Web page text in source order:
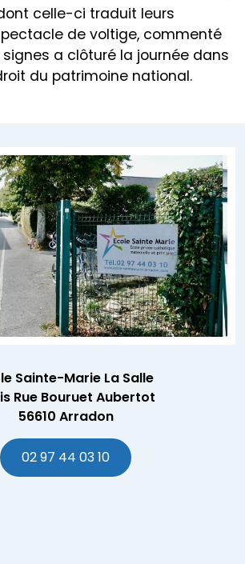
celle-ci traduit leurs
de voltige, commenté
a clôturé la journée dans
du patrimoine national.
Sainte-Marie La Salle
Rue Bouruet Aubertot
56610 Arradon
02 97 44 03 10